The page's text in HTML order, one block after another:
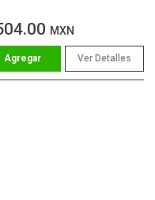
MXN
Ver Detalles